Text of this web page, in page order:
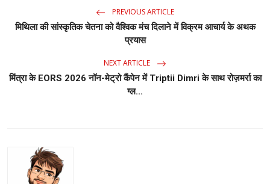
PREVIOUS ARTICLE
मिथिला की सांस्कृतिक चेतना को वैश्विक मंच दिलाने में विक्रम आचार्य के अथक
प्रयास
NEXT ARTICLE
मिंत्रा के EORS 2026 नॉन-मेट्रो कैंपेन में Triptii Dimri के साथ रोज़मर्रा का
ग्ल...